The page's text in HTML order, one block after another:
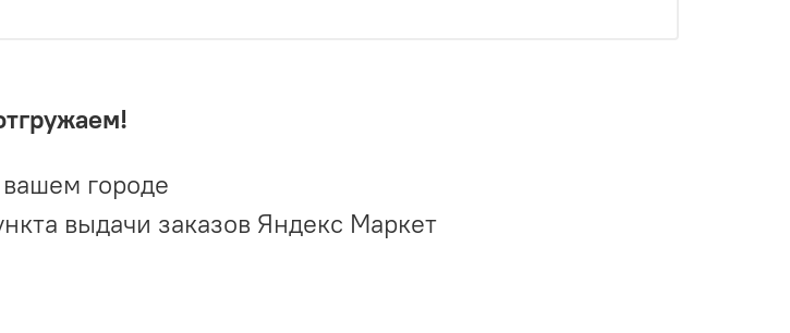
городе
выдачи заказов Яндекс Маркет